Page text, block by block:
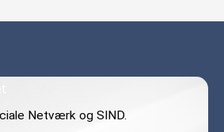
Netværk og SIND.